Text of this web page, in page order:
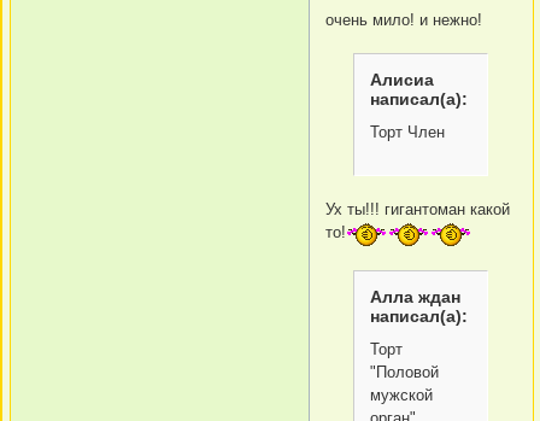
очень мило! и нежно!
Алисиа
написал(а):
Торт Член
Ух ты!!! гигантоман какой
то!
Алла ждан
написал(а):
Торт
"Половой
мужской